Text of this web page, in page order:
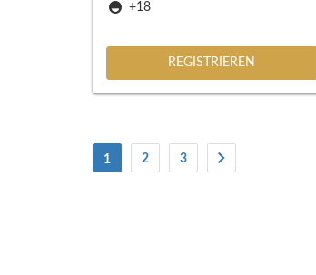
+18
REGISTRIEREN
1 (Strom)
2 3